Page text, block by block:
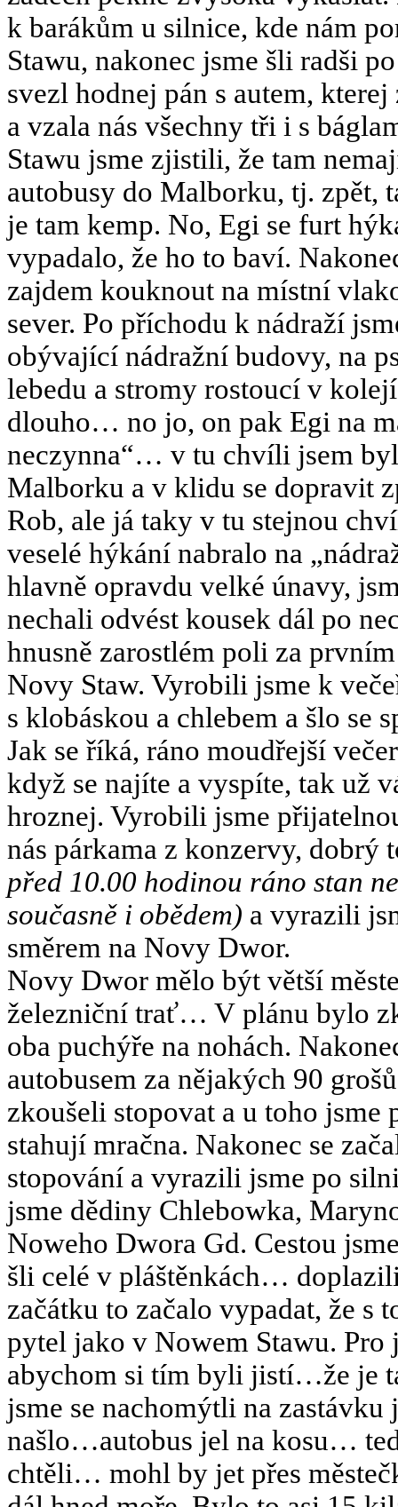
k barákům u silnice, kde nám
Stawu, nakonec jsme šli radši
svezl hodnej pán s autem,
a vzala nás všechny tři i s
Stawu jsme zjistili, že tam
autobusy do Malborku, tj. zpět,
je tam kemp. No, Egi se furt
vypadalo, že ho to baví.
zajdem kouknout na místní
sever. Po příchodu k nádraží
obývající nádražní budovy, na
lebedu a stromy rostoucí v
dlouho… no jo, on pak Egi na
neczynna“… v tu chvíli jsem
Malborku a v klidu se dopravit
Rob, ale já taky v tu stejnou
veselé hýkání nabralo na
hlavně opravdu velké únavy,
nechali odvést kousek dál po
hnusně zarostlém poli za
Novy Staw. Vyrobili jsme k
s klobáskou a chlebem a šlo se
Jak se říká, ráno moudřejší
když se najíte a vyspíte, tak už
hroznej. Vyrobili jsme
nás párkama z konzervy,
před 10.00 hodinou ráno stan
současně i obědem) a vyrazili
směrem na Novy Dwor.
Novy Dwor mělo být větší
železniční trať… V plánu bylo
oba puchýře na nohách.
autobusem za nějakých 90
zkoušeli stopovat a u toho
stahují mračna. Nakonec se
stopování a vyrazili jsme po
jsme dědiny Chlebowka,
Noweho Dwora Gd. Cestou
šli celé v pláštěnkách…
začátku to začalo vypadat, že s
pytel jako v Nowem Stawu.
abychom si tím byli jistí…že je
jsme se nachomýtli na
našlo…autobus jel na kosu…
chtěli… mohl by jet přes